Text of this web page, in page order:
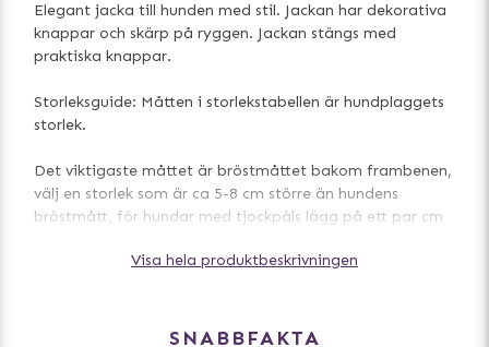
Elegant jacka till hunden med stil. Jackan har dekorativa
knappar och skärp på ryggen. Jackan stängs med
praktiska knappar.
Storleksguide: Måtten i storlekstabellen är hundplaggets
storlek.
Det viktigaste måttet är bröstmåttet bakom frambenen,
välj en storlek som är ca 5-8 cm större än hundens
bröstmått, för hundar med tjockpäls lägg på ett par cm
Visa hela produktbeskrivningen
SNABBFAKTA